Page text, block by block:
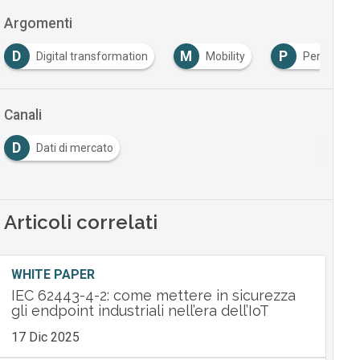
Argomenti
D Digital transformation M Mobility P Personal
Canali
D Dati di mercato
Articoli correlati
WHITE PAPER
IEC 62443-4-2: come mettere in sicurezza
gli endpoint industriali nell’era dell’IoT
17 Dic 2025